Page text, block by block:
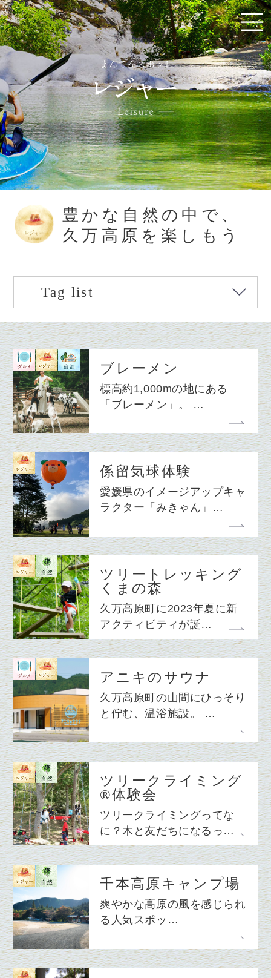
豊かな自然の中で、
久万高原を楽しもう
Tag list
ブレーメン
標高約1,000mの地にある
「ブレーメン」。 …
係留気球体験
愛媛県のイメージアップキャ
ラクター「みきゃん」…
ツリートレッキング
くまの森
久万高原町に2023年夏に新
アクティビティが誕…
アニキのサウナ
久万高原町の山間にひっそり
と佇む、温浴施設。 …
ツリークライミング
®体験会
ツリークライミングってな
に？木と友だちになるっ…
千本高原キャンプ場
爽やかな高原の風を感じられ
る人気スポッ…